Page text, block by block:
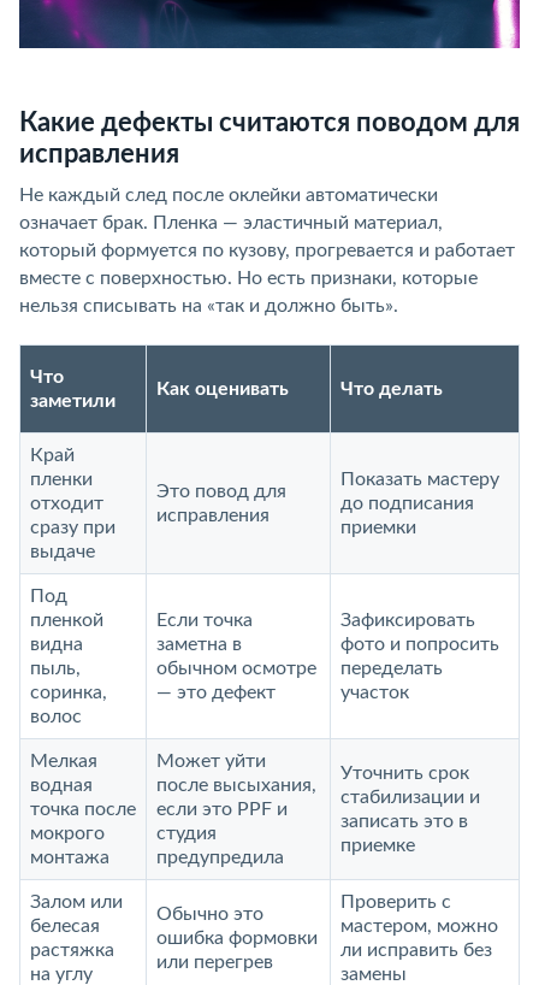
Какие дефекты считаются поводом для
исправления
Не каждый след после оклейки автоматически
означает брак. Пленка — эластичный материал,
который формуется по кузову, прогревается и работает
вместе с поверхностью. Но есть признаки, которые
нельзя списывать на «так и должно быть».
Что
заметили
Как оценивать Что делать
Край
пленки
отходит
сразу при
выдаче
Это повод для
исправления
Показать мастеру
до подписания
приемки
Под
пленкой
видна
пыль,
соринка,
волос
Если точка
заметна в
обычном осмотре
— это дефект
Зафиксировать
фото и попросить
переделать
участок
Мелкая
водная
точка после
мокрого
монтажа
Может уйти
после высыхания,
если это PPF и
студия
предупредила
Уточнить срок
стабилизации и
записать это в
приемке
Залом или
белесая
растяжка
на углу
Обычно это
ошибка формовки
или перегрев
Проверить с
мастером, можно
ли исправить без
замены